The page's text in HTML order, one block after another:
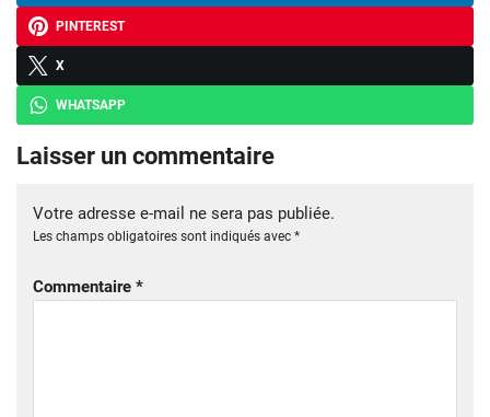
PINTEREST
X
WHATSAPP
Laisser un commentaire
Votre adresse e-mail ne sera pas publiée.
Les champs obligatoires sont indiqués avec *
Commentaire *